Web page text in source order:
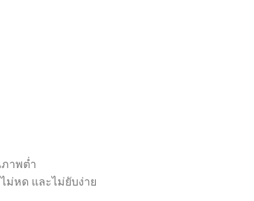
ภาพต่ำ
ม่หด และไม่ยับง่าย